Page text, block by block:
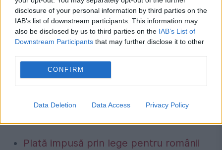
disclosure of your personal information by third parties on the
IAB’s list of downstream participants. This information may
also be disclosed by us to third parties on the IAB’s List of
Downstream Participants that may further disclose it to other
CONFIRM
Data Deletion Data Access Privacy Policy
monitorizate funcțiile vitale, iar la naștere e
asistată de obstetrician, moașă specializată,
medic neonatolog. În plus, există personal
auxiliar, instrumentar steril, aparate de
intervenție în caz de necesitate, mediu fără
microbi. Acasă există «intimitate» – e lait-
Plată impusă prin lege pentru românii